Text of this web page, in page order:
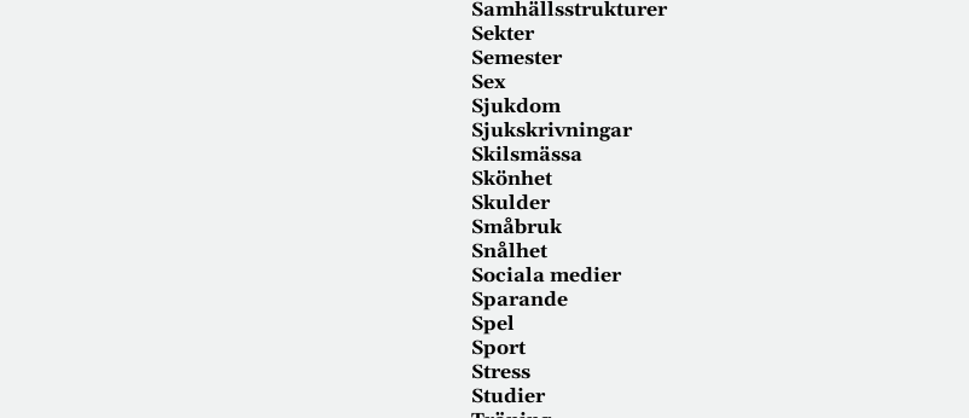
Samhällsstrukturer
Sekter
Semester
Sex
Sjukdom
Sjukskrivningar
Skilsmässa
Skönhet
Skulder
Småbruk
Snålhet
Sociala medier
Sparande
Spel
Sport
Stress
Studier